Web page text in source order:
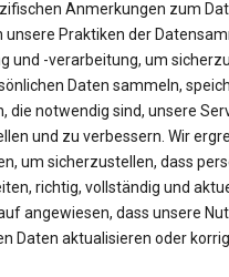
Anmerkungen zum
Praktiken der
und -verarbeitung, um
Daten sammeln,
die notwendig sind, unsere
und zu verbessern. Wir
um sicherzustellen, dass
richtig, vollständig und
angewiesen, dass unsere
Daten aktualisieren oder